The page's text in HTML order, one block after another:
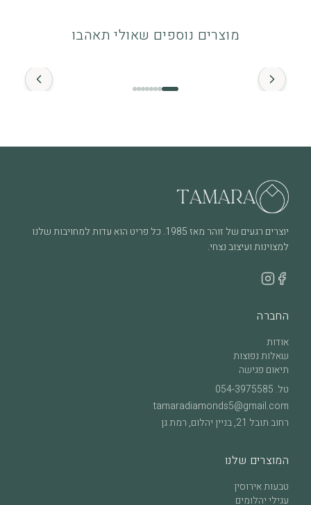
במדיניות האחריות.
התכשיט מיוצר מזהב איכותי (14K / 18K) ומשובץ ביהלומים טבעיים.
שימוש יומיומי עשוי לגרום לשחיקה טבעית לאורך זמן, וזה חלק
בבדיקה – אנחנו כאן.
מוצרים נוספים שאולי תאהבו
יוצרים רגעים של זוהר מאז 1985. כל פריט הוא עדות למחויבות שלנו
למצוינות ועיצוב נצחי.
החברה
אודות
שאלות נפוצות
תיאום פגישה
טל.
tamaradiamonds5@gmail.com
רחוב תובל 21, בניין יהלום, רמת גן
המוצרים שלנו
טבעות אירוסין
עגילי יהלומים